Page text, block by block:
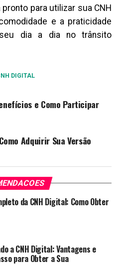
para utilizar sua CNH
e a praticidade
dia a dia no trânsito
DIGITAL
e Como Participar
Adquirir Sua Versão
da CNH Digital: Como Obter
a CNH Digital: Vantagens e
para Obter a Sua